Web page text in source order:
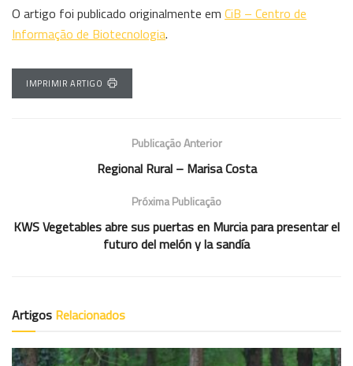
O artigo foi publicado originalmente em CiB – Centro de
Informação de Biotecnologia.
IMPRIMIR ARTIGO
Publicação Anterior
Regional Rural – Marisa Costa
Próxima Publicação
KWS Vegetables abre sus puertas en Murcia para presentar el
futuro del melón y la sandía
Artigos Relacionados